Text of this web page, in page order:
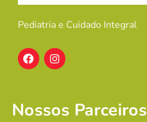
Pediatria e Cuidado Integral
Nossos Parceiros